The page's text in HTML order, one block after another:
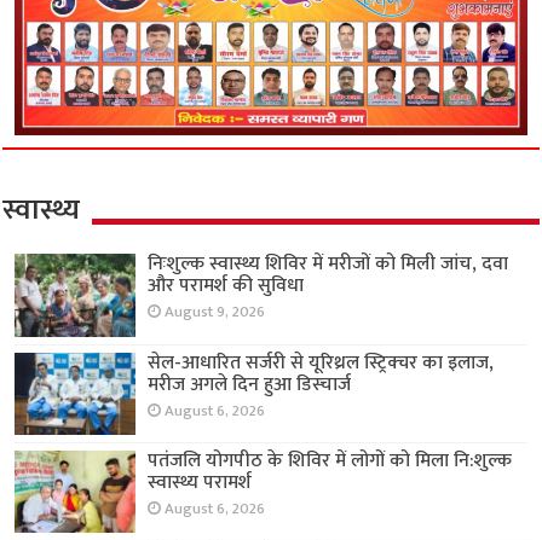
स्वास्थ्य
निःशुल्क स्वास्थ्य शिविर में मरीजों को मिली जांच, दवा
और परामर्श की सुविधा
August 9, 2026
सेल-आधारित सर्जरी से यूरिथ्रल स्ट्रिक्चर का इलाज,
मरीज अगले दिन हुआ डिस्चार्ज
August 6, 2026
पतंजलि योगपीठ के शिविर में लोगों को मिला नि:शुल्क
स्वास्थ्य परामर्श
August 6, 2026